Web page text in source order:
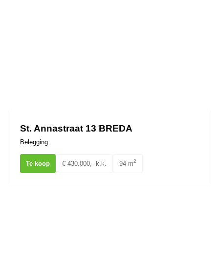
St. Annastraat 13 BREDA
Belegging
Te koop € 430.000,- k.k. 94 m2